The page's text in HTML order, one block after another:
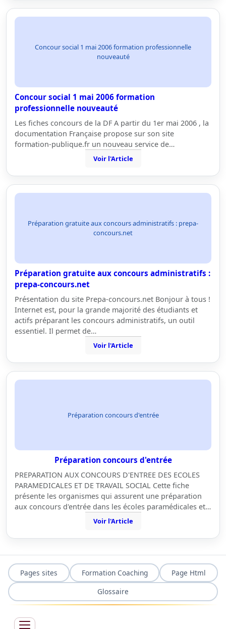
Concour social 1 mai 2006 formation professionnelle
nouveauté
Concour social 1 mai 2006 formation
professionnelle nouveauté
Les fiches concours de la DF A partir du 1er mai 2006 , la
documentation Française propose sur son site
formation-publique.fr un nouveau service de…
Voir l'Article
Préparation gratuite aux concours administratifs : prepa-
concours.net
Préparation gratuite aux concours administratifs :
prepa-concours.net
Présentation du site Prepa-concours.net Bonjour à tous !
Internet est, pour la grande majorité des étudiants et
actifs préparant les concours administratifs, un outil
essentiel. Il permet de…
Voir l'Article
Préparation concours d'entrée
Préparation concours d'entrée
PREPARATION AUX CONCOURS D'ENTREE DES ECOLES
PARAMEDICALES ET DE TRAVAIL SOCIAL Cette fiche
présente les organismes qui assurent une préparation
aux concours d'entrée dans les écoles paramédicales et…
Voir l'Article
Pages sites Formation Coaching
Page Html
Glossaire